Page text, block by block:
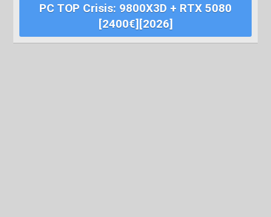
PC TOP Crisis: 9800X3D + RTX 5080
[2400€][2026]